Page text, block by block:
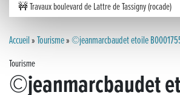
🚧 Travaux boulevard de Lattre de Tassigny (rocade)
Inauguration nouvelle station d’épuration (STEP) de
Festival des solutions écologiques 2026
Accueil»Tourisme»©jeanmarcbaudet etoile
Tourisme
©jeanmarcbaudet